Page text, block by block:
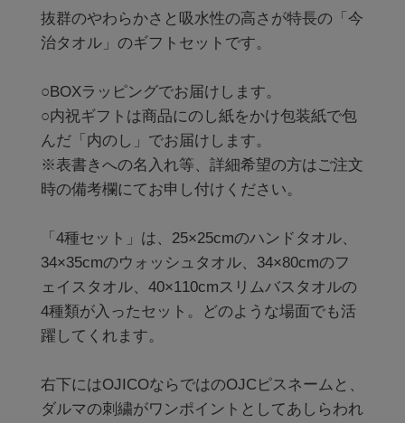
抜群のやわらかさと吸水性の高さが特長の「今
治タオル」のギフトセットです。
○BOXラッピングでお届けします。
○内祝ギフトは商品にのし紙をかけ包装紙で包
んだ「内のし」でお届けします。
※表書きへの名入れ等、詳細希望の方はご注文
時の備考欄にてお申し付けください。
「4種セット」は、25×25cmのハンドタオル、
34×35cmのウォッシュタオル、34×80cmのフ
ェイスタオル、40×110cmスリムバスタオルの
4種類が入ったセット。どのような場面でも活
躍してくれます。
右下にはOJICOならではのOJCピスネームと、
ダルマの刺繍がワンポイントとしてあしらわれ